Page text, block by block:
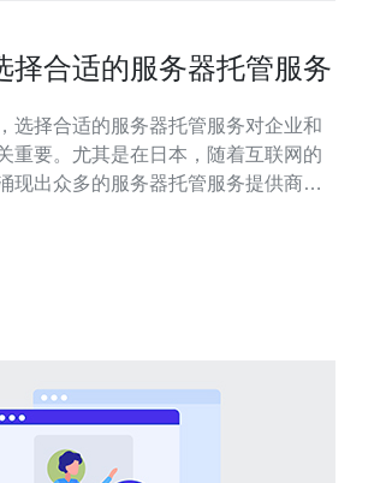
择合适的服务器托管服务
选择合适的服务器托管服务对企业和
重要。尤其是在日本，随着互联网的
现出众多的服务器托管服务提供商，
明确自己的需